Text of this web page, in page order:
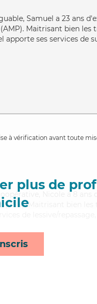
Samuel a 23 ans
Maitrisant bien les
apporte ses services de
à vérification avant toute
plus de
Nicole a 8 ans
(CSS). Maitrisant bien